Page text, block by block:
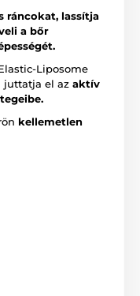
ráncokat, lassítja
a bőr
Liposome
juttatja el az aktív
kellemetlen